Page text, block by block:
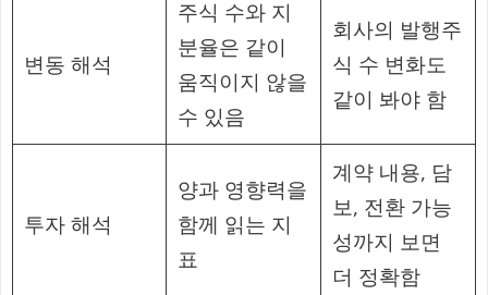
변동 해석
주식 수와 지
분율은 같이
움직이지 않을
수 있음
회사의 발행주
식 수 변화도
같이 봐야 함
투자 해석
양과 영향력을
함께 읽는 지
표
계약 내용, 담
보, 전환 가능
성까지 보면
더 정확함